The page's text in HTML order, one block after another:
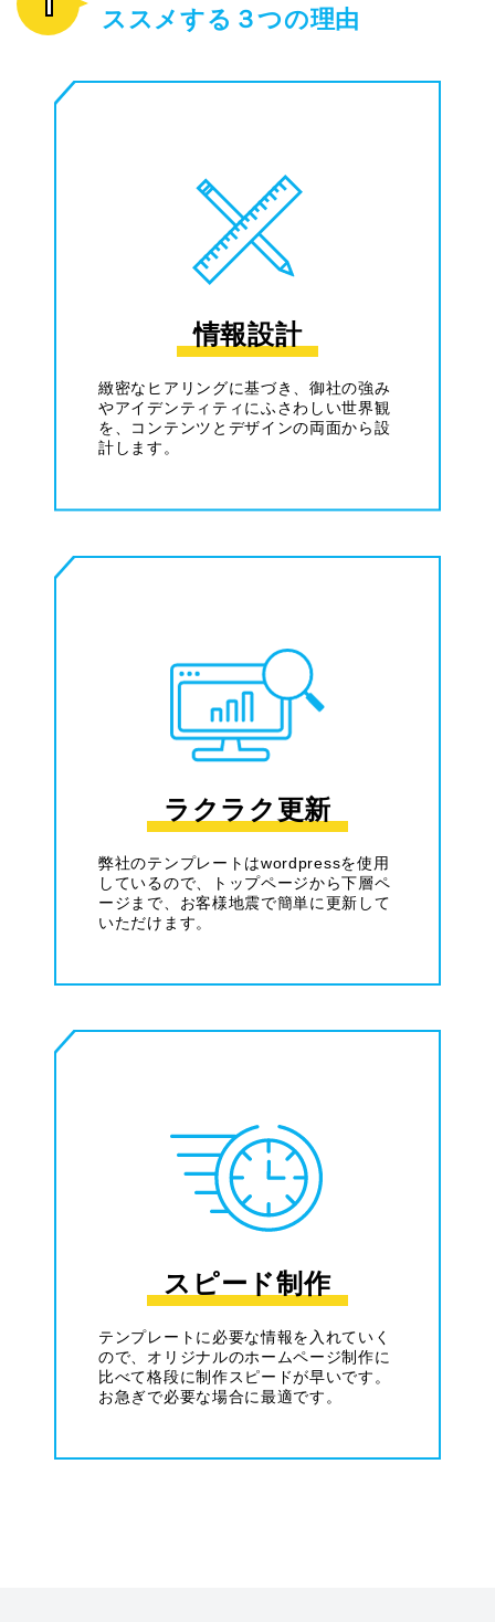
ススメする３つの理由
情報設計
緻密なヒアリングに基づき、御社の強み
やアイデンティティにふさわしい世界観
を、コンテンツとデザインの両面から設
計します。
ラクラク更新
弊社のテンプレートはwordpressを使用
しているので、トップページから下層ペ
ージまで、お客様地震で簡単に更新して
いただけます。
スピード制作
テンプレートに必要な情報を入れていく
ので、オリジナルのホームページ制作に
比べて格段に制作スピードが早いです。
お急ぎで必要な場合に最適です。